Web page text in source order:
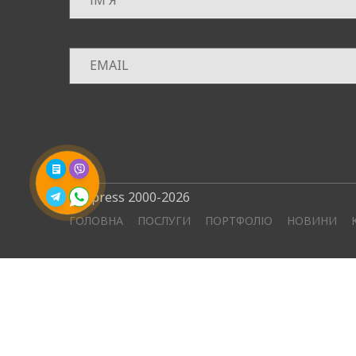
©4press 2000-2026
ГОЛОВНА ПОСЛУГИ ПОРТФОЛІО НОВИНИ